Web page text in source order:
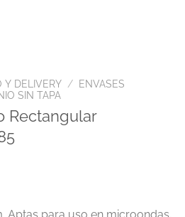
Y DELIVERY /
ENVASES
SIN TAPA
Rectangular